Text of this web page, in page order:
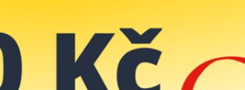
Technika a věda
Učebnice